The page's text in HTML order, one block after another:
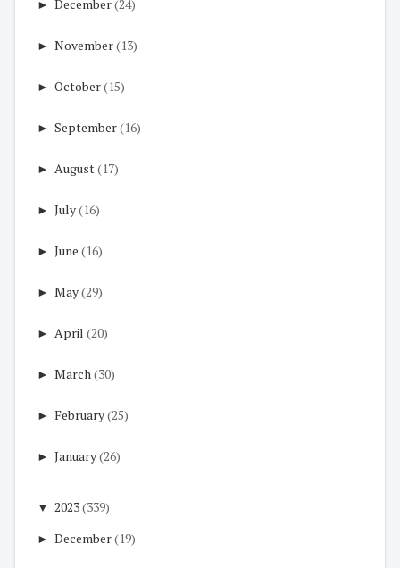
► December(24)
► November(13)
► October(15)
► September(16)
► August(17)
► July(16)
► June (16)
► May(29)
► April (20)
► March(30)
► February(25)
► January(26)
▼ 2023(339)
► December(19)